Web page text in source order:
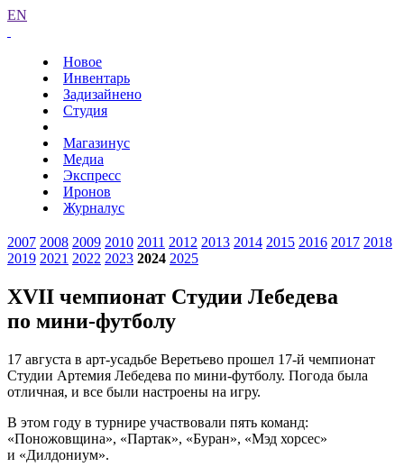
EN
Новое
Инвентарь
Задизайнено
Студия
Магазинус
Медиа
Экспресс
Иронов
Журналус
2007 2008 2009 2010 2011 2012 2013 2014 2015 2016 2017 2018
2019 2021 2022 2023 2024 2025
XVII чемпионат Студии Лебедева
по мини-футболу
17 августа в арт-усадьбе Веретьево прошел 17-й чемпионат
Студии Артемия Лебедева по мини-футболу. Погода была
отличная, и все были настроены на игру.
В этом году в турнире участвовали пять команд:
«Поножовщина», «Партак», «Буран», «Мэд хорсес»
и «Дилдониум».